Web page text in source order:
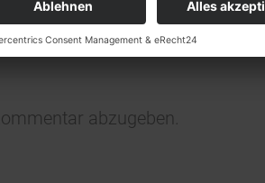
abzugeben.